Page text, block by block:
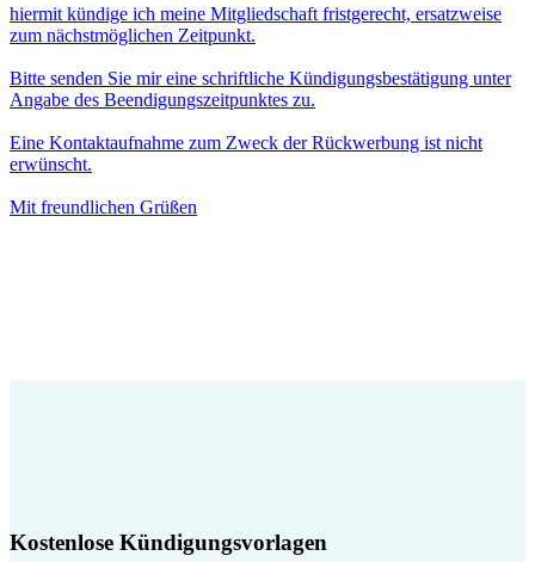
hiermit kündige ich meine Mitgliedschaft fristgerecht, ersatzweise
zum nächstmöglichen Zeitpunkt.
Bitte senden Sie mir eine schriftliche Kündigungsbestätigung unter
Angabe des Beendigungszeitpunktes zu.
Eine Kontaktaufnahme zum Zweck der Rückwerbung ist nicht
erwünscht.
Mit freundlichen Grüßen
Kostenlose Kündigungsvorlagen